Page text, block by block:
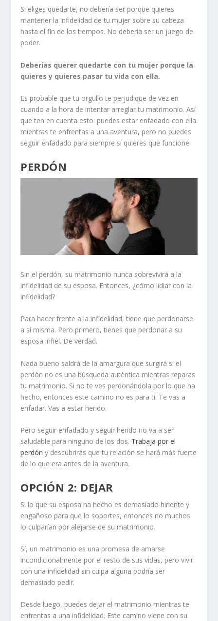
Si eliges quedarte, no debería ser porque quieres
mantener la infidelidad de tu mujer sobre su cabeza
hasta el fin de los tiempos. No debería ser un juego de
poder.
Deberías querer quedarte con tu mujer porque la
quieres y quieres pasar tu vida con ella.
Es probable que tu orgullo te perjudique de vez en
cuando a la hora de intentar arreglar tu matrimonio. Así
que ten en cuenta esto: puedes estar enfadado con ella
mientras te enfrentas a una aventura, pero no puedes
seguir enfadado para siempre si quieres que funcione.
PERDÓN
Sin el perdón, su matrimonio nunca sobrevivirá a la
infidelidad de su esposa. Entonces, ¿cómo lidiar con la
infidelidad?
Para hacer frente a la infidelidad, tiene que perdonarse
a sí misma. Pero primero, tienes que perdonar a su
esposa infiel. De verdad.
Nada bueno saldrá de la amargura que surgirá si el
perdón no es una búsqueda auténtica mientras reparas
tu matrimonio. Si no te ves perdonándola por lo que ha
hecho, entonces este camino no es para ti. Te vas a
enfadar. Vas a estar herido.
Pero seguir enfadado y seguir herido no va a ser
saludable para ninguno de los dos. Trabaja por el
perdón y descubrirás que tu relación se hará más fuerte
de lo que era antes de la aventura.
OPCIÓN 2: DEJAR
Si lo que su esposa ha hecho es demasiado hiriente y
engañoso para que lo soportes, entonces no muchos
lo culparían por alejarse de su matrimonio.
Sí, un matrimonio es una promesa de amarse
incondicionalmente por el resto de sus vidas, pero vivir
con una infidelidad sin culpa alguna podría ser
demasiado pedir.
Desde luego, puedes dejar el matrimonio mientras te
enfrentas a una infidelidad. Este camino viene con su